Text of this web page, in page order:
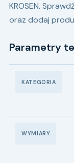
KROSEN.
oraz dodaj
Parametry
KATEGORIA
WYMIARY